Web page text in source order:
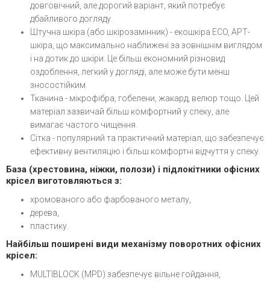
довговічний, але дорогий варіант, який потребує
дбайливого догляду.
Штучна шкіра (або шкірозамінник) - екошкіра ECO, АРТ-
шкіра, що максимально наближені за зовнішнім виглядом
і на дотик до шкіри. Це більш економний різновид
оздоблення, легкий у догляді, але може бути менш
зносостійким.
Тканина - мікрофібра, гобелени, жакард, велюр тощо. Цей
матеріал зазвичай більш комфортний у спеку, але
вимагає частого чищення.
Сітка - популярний та практичний матеріал, що забезпечує
ефективну вентиляцію і більш комфортні відчуття у спеку.
База (хрестовина, ніжки, полози) і підлокітники офісних
крісел виготовляються з:
хромованого або фарбованого металу,
дерева,
пластику.
Найбільш поширені види механізму поворотних офісних
крісел:
MULTIBLOCK (MPD) забезпечує вільне гойдання,